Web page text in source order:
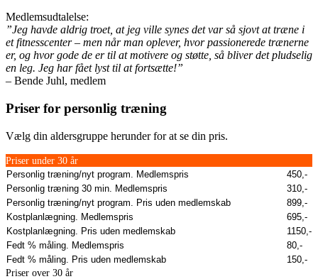
Medlemsudtalelse:
”Jeg havde aldrig troet, at jeg ville synes det var så sjovt at træne i
et fitnesscenter – men når man oplever, hvor passionerede trænerne
er, og hvor gode de er til at motivere og støtte, så bliver det pludselig
en leg. Jeg har fået lyst til at fortsætte!”
– Bende Juhl, medlem
Priser for personlig træning
Vælg din aldersgruppe herunder for at se din pris.
Priser under 30 år
Personlig træning/nyt program. Medlemspris
450,-
Personlig træning 30 min. Medlemspris
310,-
Personlig træning/nyt program. Pris uden medlemskab
899,-
Kostplanlægning. Medlemspris
695,-
Kostplanlægning. Pris uden medlemskab
1150,-
Fedt % måling. Medlemspris
80,-
Fedt % måling. Pris uden medlemskab
150,-
Priser over 30 år